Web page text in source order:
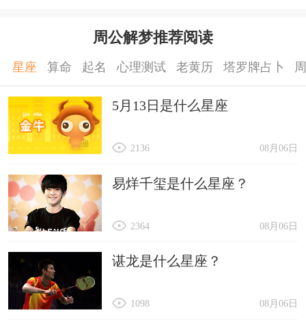
周公解梦推荐阅读
星座 算命 起名 心理测试 老黄历 塔罗牌占卜
5月13日是什么星座
08月06日
2136
易烊千玺是什么星座？
08月06日
2364
谌龙是什么星座？
08月06日
1098